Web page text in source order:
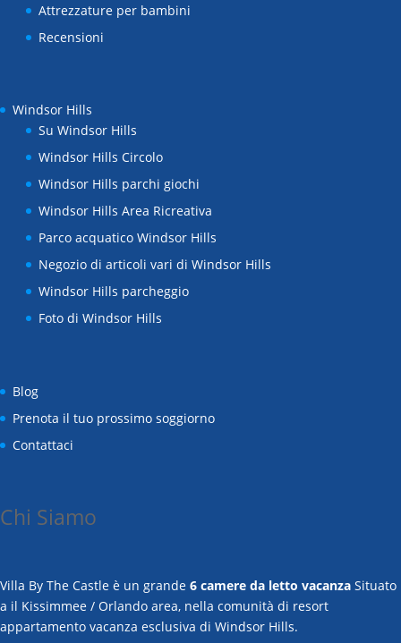
Attrezzature per bambini
Recensioni
Windsor Hills
Su Windsor Hills
Windsor Hills Circolo
Windsor Hills parchi giochi
Windsor Hills Area Ricreativa
Parco acquatico Windsor Hills
Negozio di articoli vari di Windsor Hills
Windsor Hills parcheggio
Foto di Windsor Hills
Blog
Prenota il tuo prossimo soggiorno
Contattaci
Chi Siamo
Villa By The Castle è un grande 6 camere da letto vacanza Situato
a il Kissimmee / Orlando area, nella comunità di resort
appartamento vacanza esclusiva di Windsor Hills.